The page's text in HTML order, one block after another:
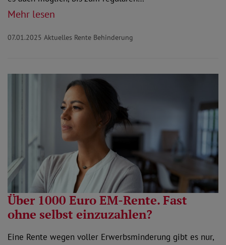
Mehr lesen
07.01.2025 Aktuelles Rente Behinderung
Über 1000 Euro EM-Rente. Fast
ohne selbst einzuzahlen?
Eine Rente wegen voller Erwerbsminderung gibt es nur,